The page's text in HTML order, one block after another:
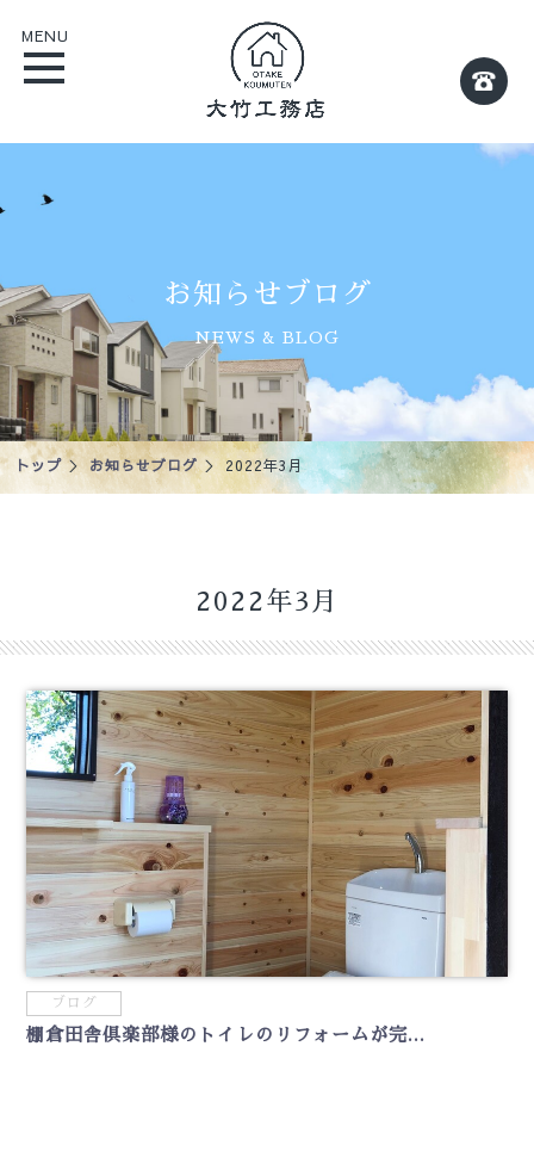
MENU
お知らせブログ
NEWS & BLOG
トップ＞ お知らせブログ ＞ 2022年3月
2022年3月
ブログ
棚倉田舎倶楽部様のトイレのリフォームが完...